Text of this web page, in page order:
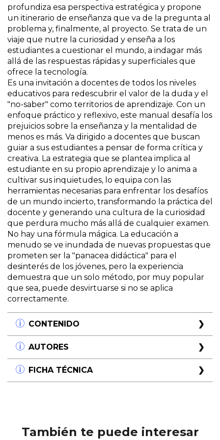
profundiza esa perspectiva estratégica y propone
un itinerario de enseñanza que va de la pregunta al
problema y, finalmente, al proyecto. Se trata de un
viaje que nutre la curiosidad y enseña a los
estudiantes a cuestionar el mundo, a indagar más
allá de las respuestas rápidas y superficiales que
ofrece la tecnología.
Es una invitación a docentes de todos los niveles
educativos para redescubrir el valor de la duda y el
"no-saber" como territorios de aprendizaje. Con un
enfoque práctico y reflexivo, este manual desafía los
prejuicios sobre la enseñanza y la mentalidad de
menos es más. Va dirigido a docentes que buscan
guiar a sus estudiantes a pensar de forma crítica y
creativa. La estrategia que se plantea implica al
estudiante en su propio aprendizaje y lo anima a
cultivar sus inquietudes, lo equipa con las
herramientas necesarias para enfrentar los desafíos
de un mundo incierto, transformando la práctica del
docente y generando una cultura de la curiosidad
que perdura mucho más allá de cualquier examen.
No hay una fórmula mágica. La educación a
menudo se ve inundada de nuevas propuestas que
prometen ser la "panacea didáctica" para el
desinterés de los jóvenes, pero la experiencia
demuestra que un solo método, por muy popular
que sea, puede desvirtuarse si no se aplica
correctamente.
CONTENIDO
PRIMERA PARTE. Diez razones para un libro
sobre los tres ABP
Las preguntas abren caminos para la curiosidad
Lo tradicional, lo actual y lo que se pone de moda
El furor por un único ABP
Una cultura escolar centrada en el estudiante y sus
AUTORES
Mónica Coronado
Psicopedagoga, Licenciada y Profesora en
Ciencias Psicopedagógicas; tiene un Postítulo en
Universitaria (UTN). Tiene estudios de posgrado
FICHA TÉCNICA
También te puede interesar